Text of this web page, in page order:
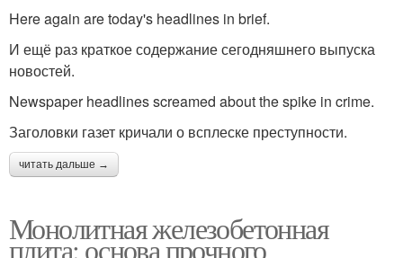
Here again are today's headlines in brief.
И ещё раз краткое содержание сегодняшнего выпуска
новостей.
Newspaper headlines screamed about the spike in crime.
Заголовки газет кричали о всплеске преступности.
читать дальше →
Монолитная железобетонная
плита: основа прочного